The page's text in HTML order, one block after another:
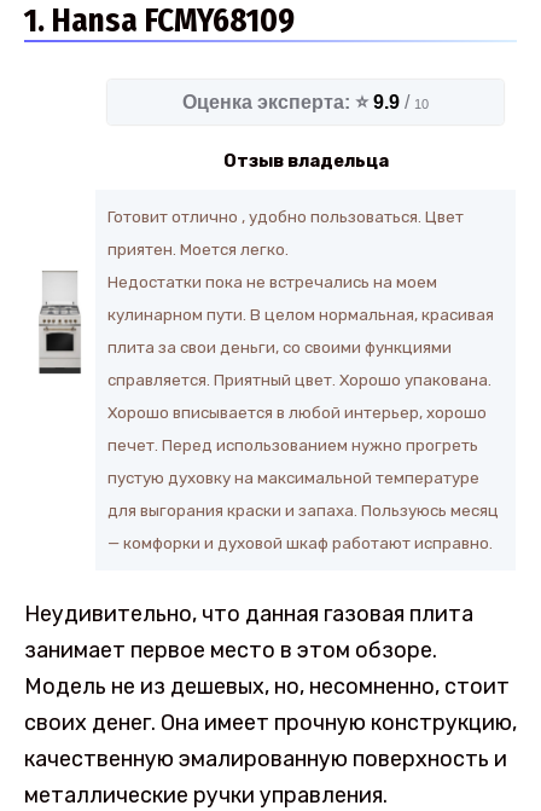
1. Hansa FCMY68109
Оценка эксперта: ⭐ 9.9 / 10
Отзыв владельца
Готовит отлично , удобно пользоваться. Цвет
приятен. Моется легко.
Недостатки пока не встречались на моем
кулинарном пути. В целом нормальная, красивая
плита за свои деньги, со своими функциями
справляется. Приятный цвет. Хорошо упакована.
Хорошо вписывается в любой интерьер, хорошо
печет. Перед использованием нужно прогреть
пустую духовку на максимальной температуре
для выгорания краски и запаха. Пользуюсь месяц
— комфорки и духовой шкаф работают исправно.
Неудивительно, что данная газовая плита
занимает первое место в этом обзоре.
Модель не из дешевых, но, несомненно, стоит
своих денег. Она имеет прочную конструкцию,
качественную эмалированную поверхность и
металлические ручки управления.